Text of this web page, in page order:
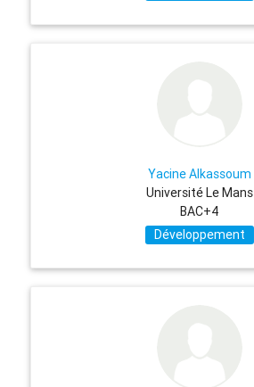
Yacine Alkassoum
Université Le Mans
BAC+4
Développement